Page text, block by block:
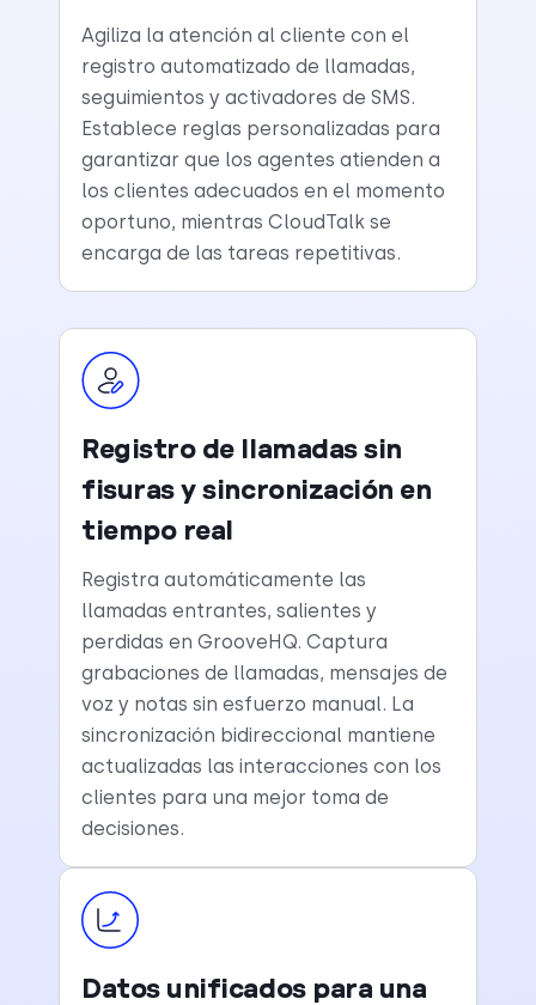
Agiliza la atención al cliente con el
registro automatizado de llamadas,
seguimientos y activadores de SMS.
Establece reglas personalizadas para
garantizar que los agentes atienden a
los clientes adecuados en el momento
oportuno, mientras CloudTalk se
encarga de las tareas repetitivas.
Registro de llamadas sin
fisuras y sincronización en
tiempo real
Registra automáticamente las
llamadas entrantes, salientes y
perdidas en GrooveHQ. Captura
grabaciones de llamadas, mensajes de
voz y notas sin esfuerzo manual. La
sincronización bidireccional mantiene
actualizadas las interacciones con los
clientes para una mejor toma de
decisiones.
Datos unificados para una